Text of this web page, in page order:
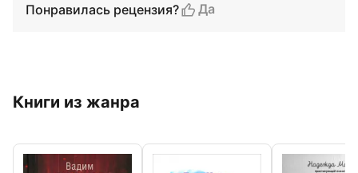
Понравилась рецензия?
Да
Книги из жанра